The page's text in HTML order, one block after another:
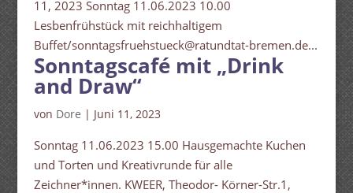
11, 2023 Sonntag 11.06.2023 10.00
Lesbenfrühstück mit reichhaltigem
Buffet/sonntagsfruehstueck@ratundtat-bremen.de...
Sonntagscafé mit „Drink
and Draw“
von Dore | Juni 11, 2023
Sonntag 11.06.2023 15.00 Hausgemachte Kuchen
und Torten und Kreativrunde für alle
Zeichner*innen. KWEER, Theodor- Körner-Str.1,